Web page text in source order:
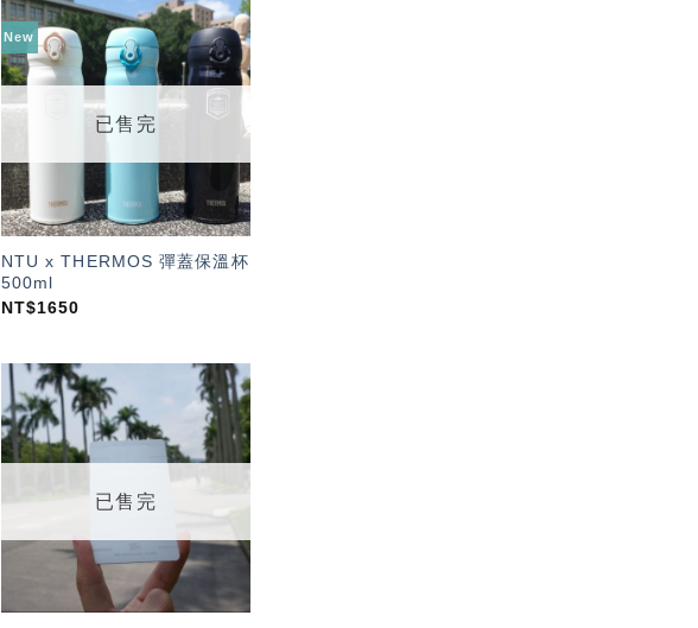
New
加入
「願
望輕
單」
已售完
NTU x THERMOS 彈蓋保溫杯
500ml
NT$1650
加入
「願
望輕
已售完